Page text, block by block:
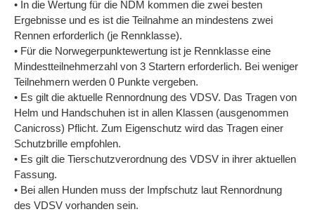
• In die Wertung für die NDM kommen die zwei besten
Ergebnisse und es ist die Teilnahme an mindestens zwei
Rennen erforderlich (je Rennklasse).
• Für die Norwegerpunktewertung ist je Rennklasse eine
Mindestteilnehmerzahl von 3 Startern erforderlich. Bei weniger
Teilnehmern werden 0 Punkte vergeben.
• Es gilt die aktuelle Rennordnung des VDSV. Das Tragen von
Helm und Handschuhen ist in allen Klassen (ausgenommen
Canicross) Pflicht. Zum Eigenschutz wird das Tragen einer
Schutzbrille empfohlen.
• Es gilt die Tierschutzverordnung des VDSV in ihrer aktuellen
Fassung.
• Bei allen Hunden muss der Impfschutz laut Rennordnung
des VDSV vorhanden sein.